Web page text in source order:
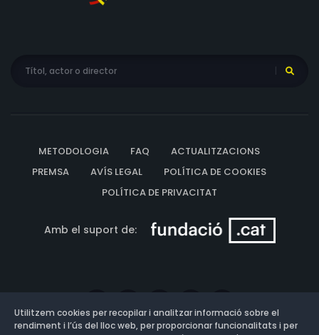
METODOLOGIA FAQ
ACTUALITZACIONS
PREMSA
AVÍS LEGAL
POLÍTICA DE COOKIES
POLÍTICA DE PRIVACITAT
Amb el suport de:
Utilitzem cookies per recopilar i analitzar informació sobre el
rendiment i l’ús del lloc web, per proporcionar funcionalitats i per